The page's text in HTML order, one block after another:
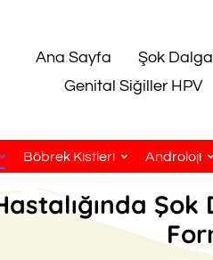
Ana Sayfa Şok
Genital Siğiller HPV
Böbrek Kistleri Androloji